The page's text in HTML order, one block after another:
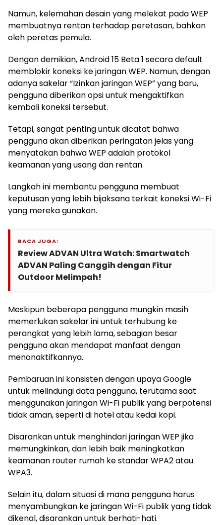
Namun, kelemahan desain yang melekat pada WEP
membuatnya rentan terhadap peretasan, bahkan
oleh peretas pemula.
Dengan demikian, Android 15 Beta 1 secara default
memblokir koneksi ke jaringan WEP. Namun, dengan
adanya sakelar “Izinkan jaringan WEP” yang baru,
pengguna diberikan opsi untuk mengaktifkan
kembali koneksi tersebut.
Tetapi, sangat penting untuk dicatat bahwa
pengguna akan diberikan peringatan jelas yang
menyatakan bahwa WEP adalah protokol
keamanan yang usang dan rentan.
Langkah ini membantu pengguna membuat
keputusan yang lebih bijaksana terkait koneksi Wi-Fi
yang mereka gunakan.
BACA JUGA:
Review ADVAN Ultra Watch: Smartwatch
ADVAN Paling Canggih dengan Fitur
Outdoor Melimpah!
Meskipun beberapa pengguna mungkin masih
memerlukan sakelar ini untuk terhubung ke
perangkat yang lebih lama, sebagian besar
pengguna akan mendapat manfaat dengan
menonaktifkannya.
Pembaruan ini konsisten dengan upaya Google
untuk melindungi data pengguna, terutama saat
menggunakan jaringan Wi-Fi publik yang berpotensi
tidak aman, seperti di hotel atau kedai kopi.
Disarankan untuk menghindari jaringan WEP jika
memungkinkan, dan lebih baik meningkatkan
keamanan router rumah ke standar WPA2 atau
WPA3.
Selain itu, dalam situasi di mana pengguna harus
menyambungkan ke jaringan Wi-Fi publik yang tidak
dikenal, disarankan untuk berhati-hati.